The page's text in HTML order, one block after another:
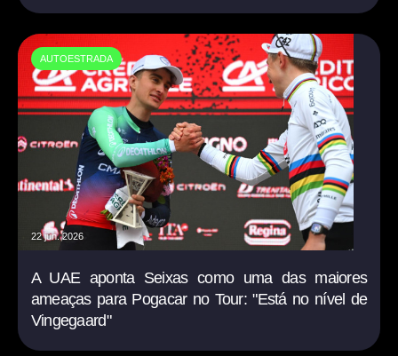
AUTOESTRADA
22 jun. 2026
A UAE aponta Seixas como uma das maiores
ameaças para Pogacar no Tour: "Está no nível de
Vingegaard"